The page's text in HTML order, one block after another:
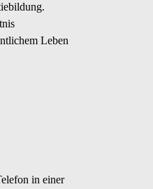
Leben
in einer